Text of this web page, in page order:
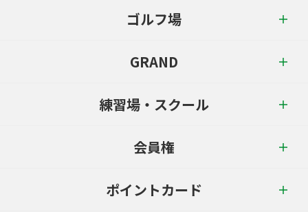
ゴルフ場
GRAND
練習場・スクール
会員権
ポイントカード